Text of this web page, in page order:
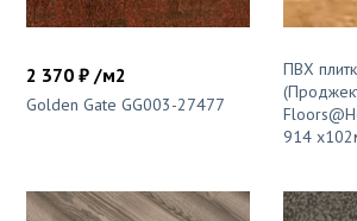
2 370 ₽ /м2
Golden Gate GG003-27477
ПВХ
914